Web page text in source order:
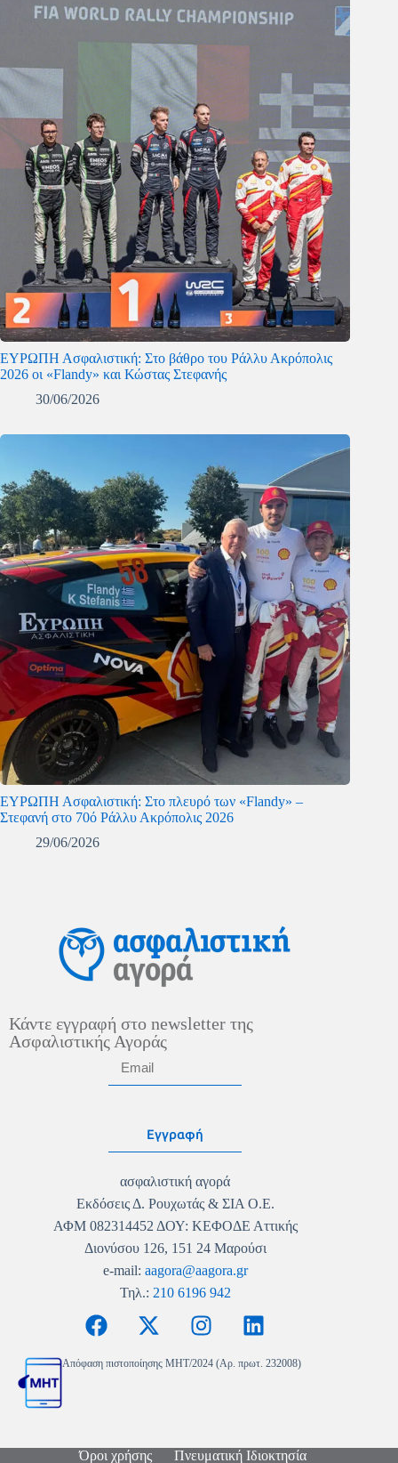
ΕΥΡΩΠΗ Ασφαλιστική: Στο βάθρο του Ράλλυ Ακρόπολις
2026 οι «Flandy» και Κώστας Στεφανής
30/06/2026
ΕΥΡΩΠΗ Ασφαλιστική: Στο πλευρό των «Flandy» –
Στεφανή στο 70ό Ράλλυ Ακρόπολις 2026
29/06/2026
Κάντε εγγραφή στο newsletter της
Ασφαλιστικής Αγοράς
Εγγραφή
ασφαλιστική αγορά
Εκδόσεις Δ. Ρουχωτάς & ΣΙΑ Ο.Ε.
ΑΦΜ 082314452 ΔΟΥ: ΚΕΦΟΔΕ Αττικής
Διονύσου 126, 151 24 Μαρούσι
e-mail: aagora@aagora.gr
Τηλ.: 210 6196 942
Απόφαση πιστοποίησης MHT/2024 (Αρ. πρωτ. 232008)
Όροι χρήσης Πνευματική Ιδιοκτησία